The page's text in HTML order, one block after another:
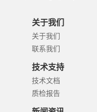
关于我们
关于我们
联系我们
技术支持
技术文档
质检报告